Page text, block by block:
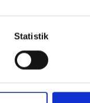
Statistik